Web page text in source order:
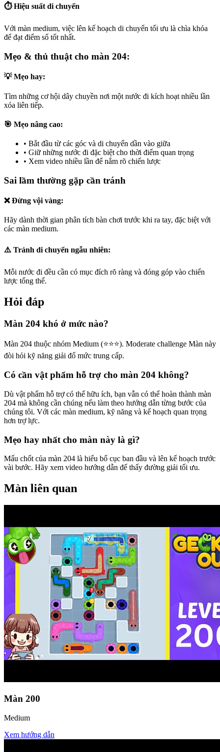
⏱️ Hiệu suất di chuyển
Với màn medium, việc lên kế hoạch di chuyển tối ưu là chìa khóa
để đạt điểm số tốt nhất.
Mẹo & thủ thuật cho màn 204:
💡 Mẹo hay:
Tìm những cơ hội dây chuyền nơi một nước đi kích hoạt nhiều lần
xóa liên tiếp.
🎯 Mẹo nâng cao:
• Bắt đầu từ các góc và di chuyển dần vào giữa
• Giữ những nước đi đặc biệt cho thời điểm quan trọng
• Xem video nhiều lần để nắm rõ chiến lược
Sai lầm thường gặp cần tránh
❌ Đừng vội vàng:
Hãy dành thời gian phân tích bàn chơi trước khi ra tay, đặc biệt với
các màn medium.
⚠️ Tránh di chuyển ngẫu nhiên:
Mỗi nước đi đều cần có mục đích rõ ràng và đóng góp vào chiến
lược tổng thể.
Hỏi đáp
Màn 204 khó ở mức nào?
Màn 204 thuộc nhóm Medium (⭐⭐⭐). Moderate challenge Màn này
đòi hỏi kỹ năng giải đố mức trung cấp.
Có cần vật phẩm hỗ trợ cho màn 204 không?
Dù vật phẩm hỗ trợ có thể hữu ích, bạn vẫn có thể hoàn thành màn
204 mà không cần chúng nếu làm theo hướng dẫn từng bước của
chúng tôi. Với các màn medium, kỹ năng và kế hoạch quan trọng
hơn trợ lực.
Mẹo hay nhất cho màn này là gì?
Mấu chốt của màn 204 là hiểu bố cục ban đầu và lên kế hoạch trước
vài bước. Hãy xem video hướng dẫn để thấy đường giải tối ưu.
Màn liên quan
Màn 200
Medium
Xem hướng dẫn